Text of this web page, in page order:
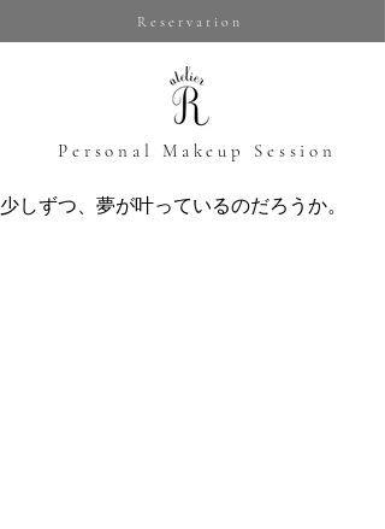
Reservation
​Personal Makeup Session
少しずつ、夢が叶っているのだろうか。